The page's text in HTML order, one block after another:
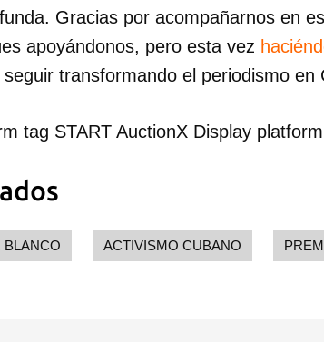
Gracias por acompañarnos en
apoyándonos, pero esta vez
transformando el periodismo en
tag START AuctionX Display
BLANCO ACTIVISMO CUBANO